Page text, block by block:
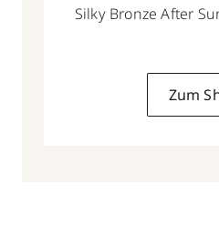
Silky Bronze After
Zum